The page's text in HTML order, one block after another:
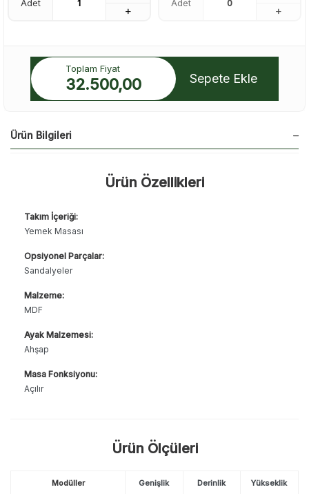
Adet Adet
Toplam Fiyat
32.500,00 Sepete Ekle
Ürün Bilgileri
Ürün Özellikleri
Takım İçeriği:
Yemek Masası
Opsiyonel Parçalar:
Sandalyeler
Malzeme:
MDF
Ayak Malzemesi:
Ahşap
Masa Fonksiyonu:
Açılır
Ürün Ölçüleri
Modüller Genişlik Derinlik Yükseklik